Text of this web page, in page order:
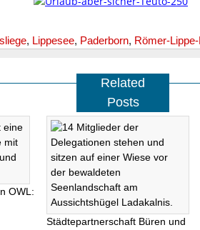
, Lippesee, Paderborn, Römer-
Related
Posts
OWL:
Städtepartnerschaft Büren und